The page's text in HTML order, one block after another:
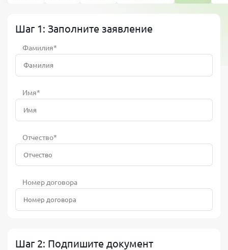
Шаг 1: Заполните заявление
Фамилия*
Имя*
Отчество*
Номер договора
Шаг 2: Подпишите документ